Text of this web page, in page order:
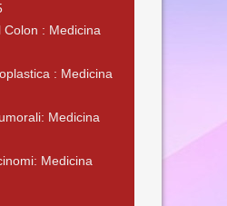
Colon : Medicina
: Medicina
Medicina
Medicina